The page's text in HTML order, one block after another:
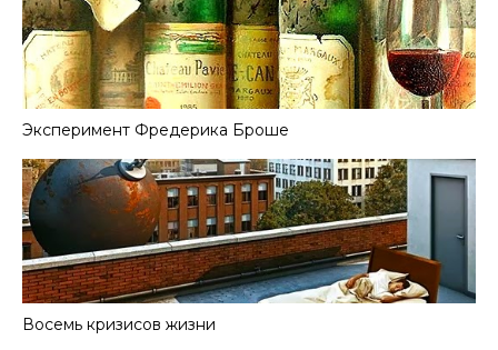
Эксперимент Фредерика Броше
Восемь кризисов жизни